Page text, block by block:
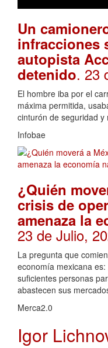
Un
infracciones
autopista
detenido. 23
El hombre iba por el
máxima permitida,
cinturón de seguridad
Infobae
¿Quién
crisis de
amenaza la
23 de Julio,
La pregunta que
economía mexicana
suficientes personas
abastecen sus
Merca2.0
Igor